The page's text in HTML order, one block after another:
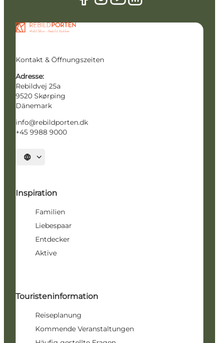
Kontakt & Öffnungszeiten
Adresse:
Rebildvej 25a
9520 Skørping
Dänemark
info@rebildporten.dk
+45 9988 9000
Sprache auswählen
Inspiration
Familien
Liebespaar
Entdecker
Aktive
Touristeninformation
Reiseplanung
Kommende Veranstaltungen